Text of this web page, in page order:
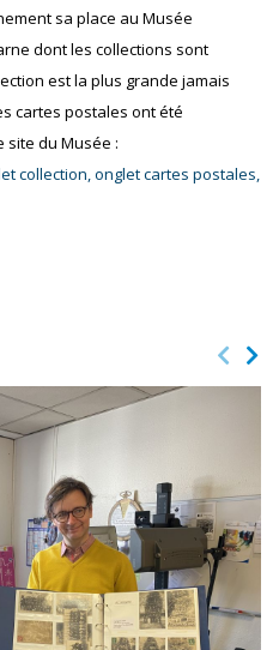
sa place au Musée
dont les collections sont
est la plus grande jamais
cartes postales ont été
site du Musée :
collection, onglet cartes postales,